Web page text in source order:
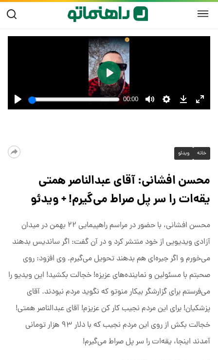
خانه ویدئو
محسن افشانی: آقای عبدالناصر همتی
یقه‌ات را سر پل صراط می‌گیرم! + ویدئو
محسن افشانی، با حضور در مراسم راهپیمایی ۲۲ بهمن در میدان
آزادی ویدیویی از خود منتشر کرد و در آن گفت: اگر ساندیس بدهند
می‌خورم و اگر جیره‌ای هم بدهند تحویل می‌گیرم. وی افزود: روی
صحبتم با مسئولین و نماینده‌های عزیزه! خجالت بکشید! این ویدیو را
می‌فرستم برای گزارشگر بیکار منوتو که نگوید مردم نبودند. آقای
پزشکیان! برای این مردم نجیب کار کن عزیزم! آقای عبدالناصر همتی!
خجالت بکش از روی این مردم نجیب که با دلار ۹۳ هزار تومانی
آمدند اینجا، یقه‌ات را سر پل صراط می‌گیرم!